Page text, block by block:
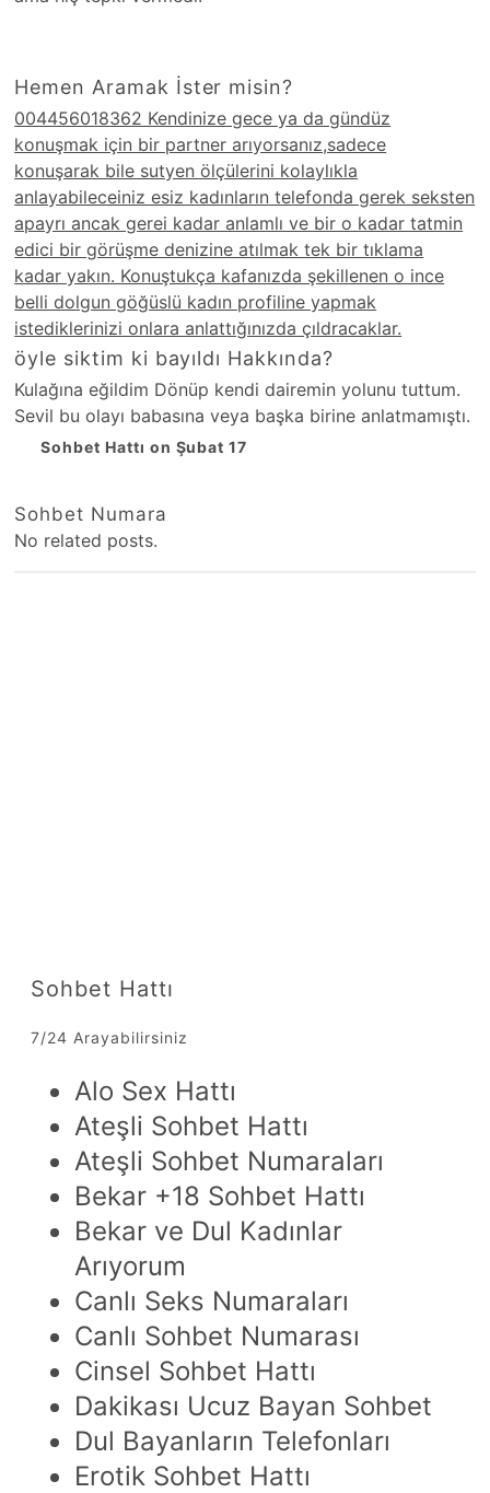
Hemen Aramak İster misin?
004456018362 Kendinize gece ya da gündüz
konuşmak için bir partner arıyorsanız,sadece
konuşarak bile sutyen ölçülerini kolaylıkla
anlayabileceiniz esiz kadınların telefonda gerek seksten
apayrı ancak gerei kadar anlamlı ve bir o kadar tatmin
edici bir görüşme denizine atılmak tek bir tıklama
kadar yakın. Konuştukça kafanızda şekillenen o ince
belli dolgun göğüslü kadın profiline yapmak
istediklerinizi onlara anlattığınızda çıldracaklar.
öyle siktim ki bayıldı Hakkında?
Kulağına eğildim Dönüp kendi dairemin yolunu tuttum.
Sevil bu olayı babasına veya başka birine anlatmamıştı.
Sohbet Hattı on Şubat 17
Sohbet Numara
No related posts.
Sohbet Hattı
7/24 Arayabilirsiniz
Alo Sex Hattı
Ateşli Sohbet Hattı
Ateşli Sohbet Numaraları
Bekar +18 Sohbet Hattı
Bekar ve Dul Kadınlar
Arıyorum
Canlı Seks Numaraları
Canlı Sohbet Numarası
Cinsel Sohbet Hattı
Dakikası Ucuz Bayan Sohbet
Dul Bayanların Telefonları
Erotik Sohbet Hattı